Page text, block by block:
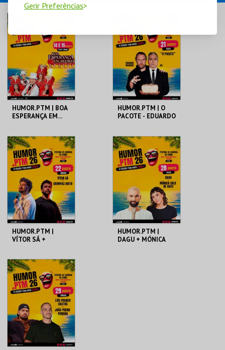
Gerir Preferências
HUMOR.PTM | BOA
ESPERANÇA EM...
TEMPO
MAIS INFO
COMPRAR
HUMOR.PTM | O
PACOTE - EDUARDO
TEMPO
MAIS INFO
COMPRAR
HUMOR.PTM |
VÍTOR SÁ +
TEMPO
MAIS INFO
COMPRAR
HUMOR.PTM |
DAGU + MÓNICA